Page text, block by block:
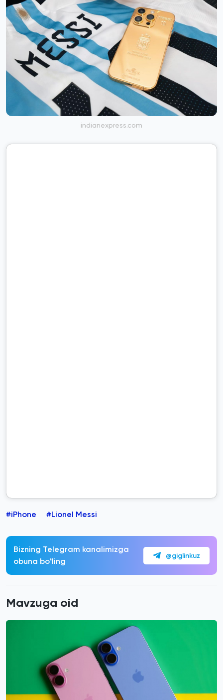
indianexpress.com
#iPhone #Lionel Messi
Bizning Telegram kanalimizga
obuna boʻling
@giglinkuz
Mavzuga oid